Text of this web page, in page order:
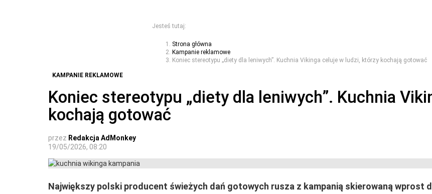
Jesteś tutaj:
Strona główna
Kampanie reklamowe
Koniec stereotypu „diety dla leniwych”. Kuchnia Vikinga celuje w ludzi, którzy kochają gotować
KAMPANIE REKLAMOWE
Koniec stereotypu „diety dla leniwych”. Kuchnia
kochają gotować
przez Redakcja AdMonkey
19/05/2026, 08:20
Największy polski producent świeżych dań gotowych rusza z kampanią skierowaną wprost